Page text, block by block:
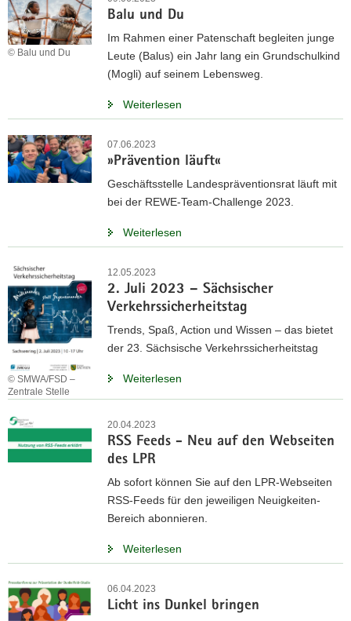
Balu und Du
© Balu und Du
Im Rahmen einer Patenschaft begleiten junge
Leute (Balus) ein Jahr lang ein Grundschulkind
(Mogli) auf seinem Lebensweg.
Weiterlesen
07.06.2023
»Prävention läuft«
Geschäftsstelle Landespräventionsrat läuft mit
bei der REWE-Team-Challenge 2023.
Weiterlesen
12.05.2023
2. Juli 2023 – Sächsischer
Verkehrssicherheitstag
© SMWA/FSD –
Zentrale Stelle
Trends, Spaß, Action und Wissen – das bietet
der 23. Sächsische Verkehrssicherheitstag
Weiterlesen
20.04.2023
RSS Feeds - Neu auf den Webseiten
des LPR
Ab sofort können Sie auf den LPR-Webseiten
RSS-Feeds für den jeweiligen Neuigkeiten-
Bereich abonnieren.
Weiterlesen
06.04.2023
Licht ins Dunkel bringen